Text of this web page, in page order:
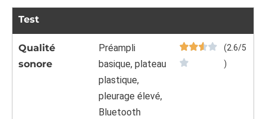
Test
Qualité
sonore
Préampli
basique, plateau
plastique,
pleurage élevé,
Bluetooth
(2.6/5
)